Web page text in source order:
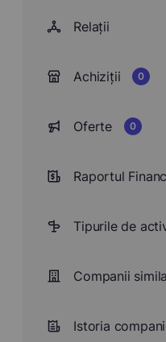
Relații
Achiziții 0
Oferte 0
Raportul
Tipurile de
Companii
Istoria